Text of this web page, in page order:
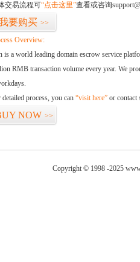
交易流程可“点击这里”查看或咨询
要购买 >>
Overview:
is a world leading domain escrow service
RMB transaction volume every year. We
detailed process, you can “visit here” or contact
NOW >>
Copyright © 1998 -2025